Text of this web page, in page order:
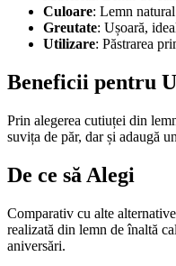
Culoare: Lemn
Greutate: Ușoară,
Utilizare: Păstrarea
Beneficii pentru
Prin alegerea cutiuței din
suvița de păr, dar și adaugă
De ce să Alegi
Comparativ cu alte
realizată din lemn de înaltă
aniversări.